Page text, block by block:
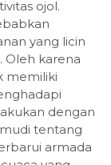
ojol.
yang licin
Oleh karena
memiliki
dengan
tentang
armada